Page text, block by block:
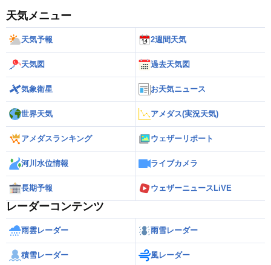
天気メニュー
天気予報 2週間天気
天気図 過去天気図
気象衛星 お天気ニュース
世界天気 アメダス(実況天気)
アメダスランキング ウェザーリポート
河川水位情報 ライブカメラ
長期予報 ウェザーニュースLiVE
レーダーコンテンツ
雨雲レーダー 雨雪レーダー
積雪レーダー 風レーダー